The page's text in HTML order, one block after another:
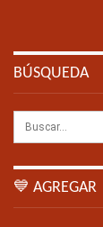
BÚSQUEDA
💙 AGREGAR